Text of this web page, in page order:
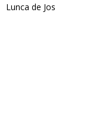
Lunca de Jos